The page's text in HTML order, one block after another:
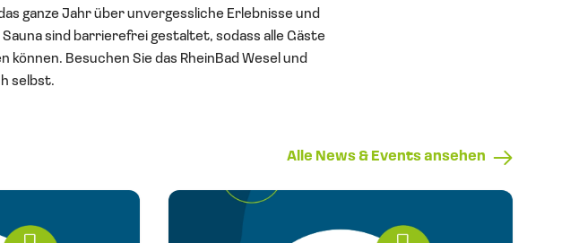
ganze Jahr über unvergessliche Erlebnisse und
sind barrierefrei gestaltet, sodass alle Gäste
Besuchen Sie das RheinBad Wesel und
selbst.
Alle News & Events ansehen